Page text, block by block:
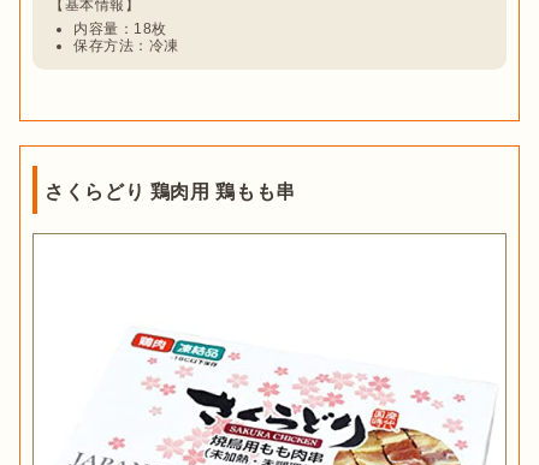
内容量：18枚
保存方法：冷凍
さくらどり 鶏肉用 鶏もも串